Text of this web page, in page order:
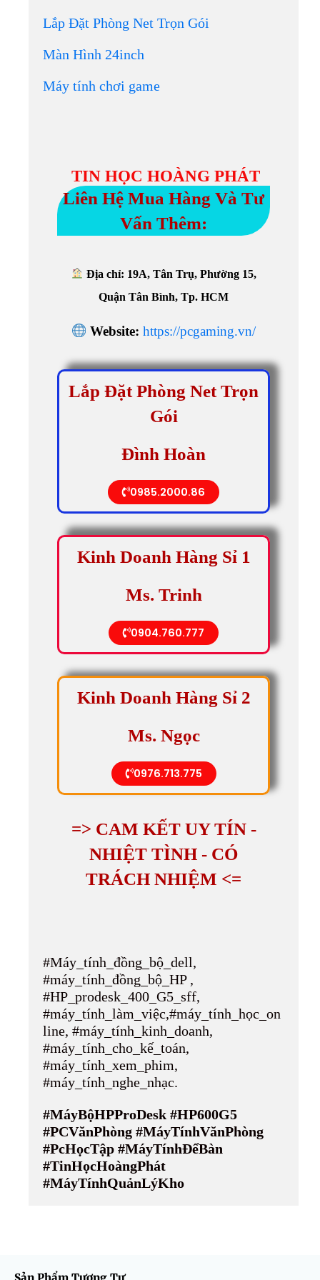
Lắp Đặt Phòng Net Trọn Gói
Màn Hình 24inch
Máy tính chơi game
TIN HỌC HOÀNG PHÁT
Liên Hệ Mua Hàng Và Tư
Vấn Thêm:
Địa chỉ: 19A, Tân Trụ, Phường 15,
Quận Tân Bình, Tp. HCM
Website: https://pcgaming.vn/
Lắp Đặt Phòng Net Trọn
Gói
Đình Hoàn
0985.2000.86
Kinh Doanh Hàng Sỉ 1
Ms. Trinh
0904.760.777
Kinh Doanh Hàng Sỉ 2
Ms. Ngọc
0976.713.775
=> CAM KẾT UY TÍN -
NHIỆT TÌNH - CÓ
TRÁCH NHIỆM <=
#Máy_tính_đồng_bộ_dell,
#máy_tính_đồng_bộ_HP ,
#HP_prodesk_400_G5_sff,
#máy_tính_làm_việc,#máy_tính_học_on
line, #máy_tính_kinh_doanh,
#máy_tính_cho_kế_toán,
#máy_tính_xem_phim,
#máy_tính_nghe_nhạc.
#MáyBộHPProDesk #HP600G5
#PCVănPhòng #MáyTínhVănPhòng
#PcHọcTập #MáyTínhĐểBàn
#TinHọcHoàngPhát
#MáyTínhQuảnLýKho
Sản Phẩm Tương Tự